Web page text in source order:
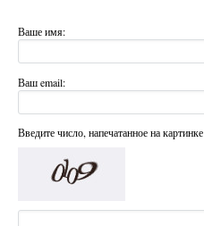
Ваше имя:
Ваш email:
Введите число, напечатанное на картинке